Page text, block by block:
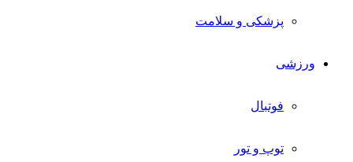
پزشکی و سلامت
ورزشی
فوتبال
توپ و تور